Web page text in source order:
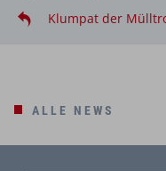
Klumpat der
ALLE NEWS